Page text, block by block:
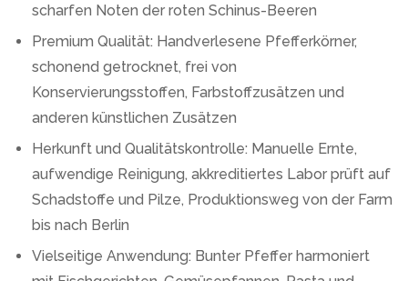
scharfen Noten der roten Schinus-Beeren
Premium Qualität: Handverlesene Pfefferkörner,
schonend getrocknet, frei von
Konservierungsstoffen, Farbstoffzusätzen und
anderen künstlichen Zusätzen
Herkunft und Qualitätskontrolle: Manuelle Ernte,
aufwendige Reinigung, akkreditiertes Labor prüft auf
Schadstoffe und Pilze, Produktionsweg von der Farm
bis nach Berlin
Vielseitige Anwendung: Bunter Pfeffer harmoniert